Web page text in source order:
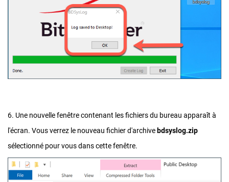
6. Une nouvelle fenêtre contenant les fichiers du bureau apparaît à
l'écran. Vous verrez le nouveau fichier d'archive bdsyslog.zip
sélectionné pour vous dans cette fenêtre.